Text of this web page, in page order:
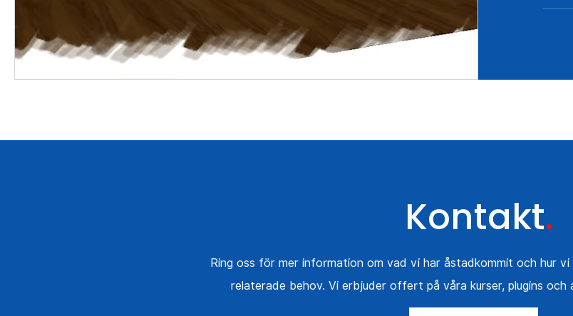
Kontakt.
Ring oss för mer information om vad vi har åstadkommit och hur
relaterade behov. Vi erbjuder offert på våra kurser, plugins